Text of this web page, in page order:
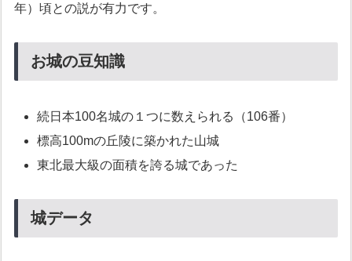
年）頃との説が有力です。
お城の豆知識
続日本100名城の１つに数えられる（106番）
標高100mの丘陵に築かれた山城
東北最大級の面積を誇る城であった
城データ